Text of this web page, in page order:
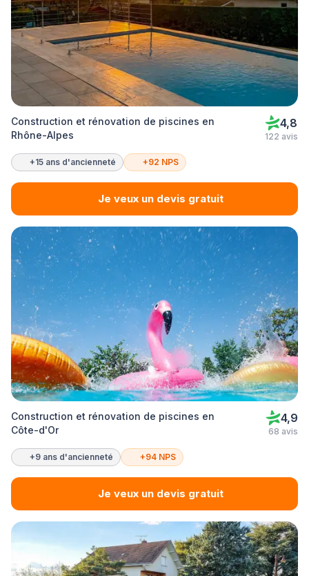
Construction et rénovation de piscines en
Rhône-Alpes
4,8
122 avis
+15 ans d'ancienneté +92 NPS
Je veux un devis gratuit
Construction et rénovation de piscines en
Côte-d'Or
4,9
68 avis
+9 ans d'ancienneté +94 NPS
Je veux un devis gratuit